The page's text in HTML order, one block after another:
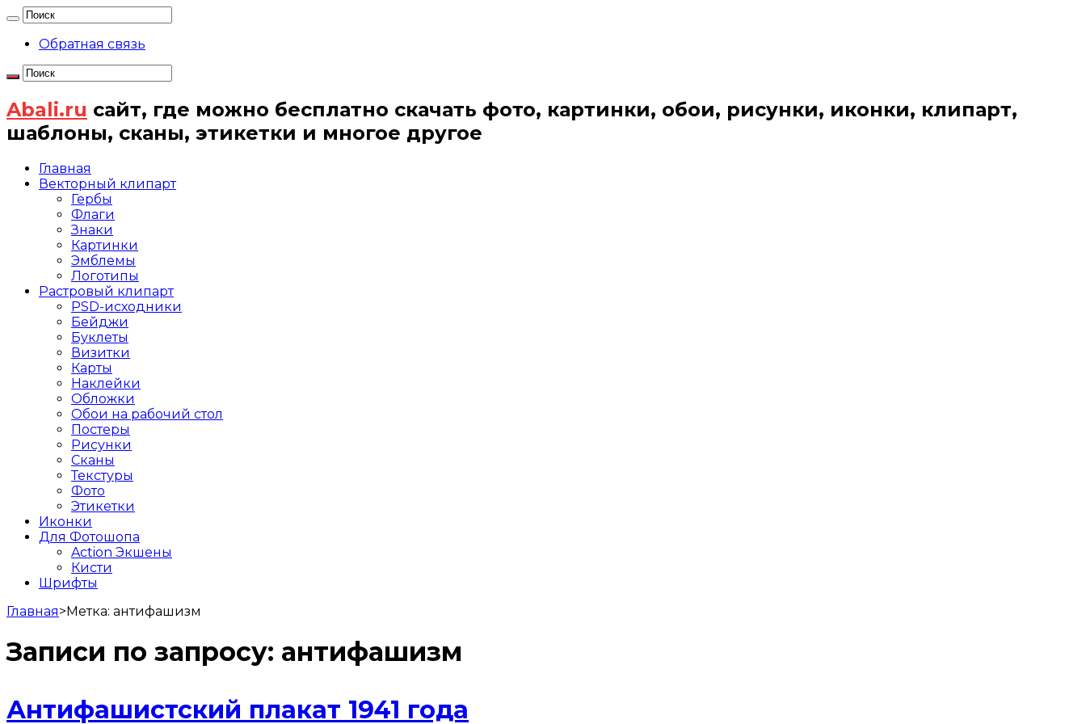
Обратная связь
Abali.ru сайт, где можно бесплатно скачать фото, картинки, обои, рисунки, иконки, клипарт,
шаблоны, сканы, этикетки и многое другое
Главная
Векторный клипарт
Гербы
Флаги
Знаки
Картинки
Эмблемы
Логотипы
Растровый клипарт
PSD-исходники
Бейджи
Буклеты
Визитки
Карты
Наклейки
Обложки
Обои на рабочий стол
Постеры
Рисунки
Сканы
Текстуры
Фото
Этикетки
Иконки
Для Фотошопа
Action Экшены
Кисти
Шрифты
Главная>Метка: антифашизм
Записи по запросу: антифашизм
Антифашистский плакат 1941 года